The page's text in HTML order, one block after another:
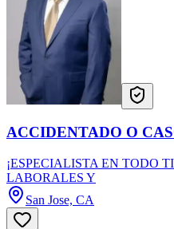
ACCIDENTADO O
¡ESPECIALISTA EN TODO
LABORALES Y
San Jose, CA